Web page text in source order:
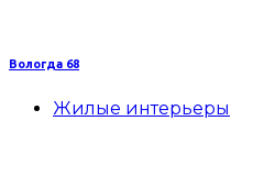
Вологда 68
Жилые интерьеры